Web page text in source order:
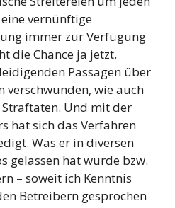
vernünftige
immer zur Verfügung
die Chance ja jetzt.
Passagen über
verschwunden, wie auch
Und mit der
hat sich das Verfahren
Was er in diversen
gelassen hat wurde bzw.
– soweit ich Kenntnis
Betreibern gesprochen